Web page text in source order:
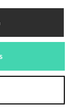
T-shirt met